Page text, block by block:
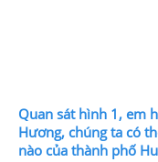
Quan sát hình 1, em
Hương, chúng ta có
nào của thành phố